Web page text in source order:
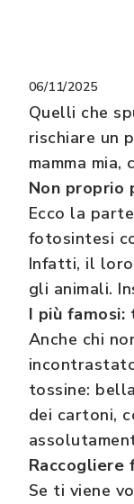
06/11/2025
Quelli che
rischiare un
mamma mia,
Non proprio
Ecco la
fotosintesi
Infatti, il loro
gli animali.
I più
Anche chi
tossine:
dei cartoni,
Raccogliere
Se ti viene